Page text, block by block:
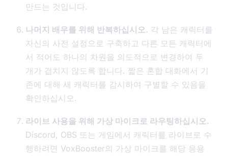
만드는 것입니다.
나머지 배우를 위해 반복하십시오. 각 남은 캐릭터를
자신의 사전 설정으로 구축하고 다른 모든 캐릭터에
서 적어도 하나의 차원을 의도적으로 변경하여 두
개가 겹치지 않도록 합니다. 짧은 혼합 대화에서 기
존에 대해 새 캐릭터를 감시하여 구별할 수 있음을
확인하십시오.
라이브 사용을 위해 가상 마이크로 라우팅하십시오.
Discord, OBS 또는 게임에서 캐릭터를 라이브로 수
행하려면 VoxBooster의 가상 마이크를 해당 응용